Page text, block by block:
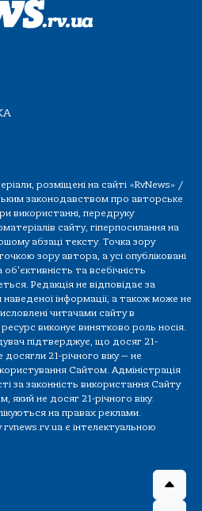
розміщені на сайті «RvNews» /
законодавством про авторське
використанні, передруку
сайту, гіперпосилання на
абзаці тексту. Точка зору
зору автора, а усі опубліковані
та всебічність
Редакція не відповідає за
інформації, а також може не
читачами сайту в
виконує винятково роль носія.
підтверджує, що досяг 21-
досягли 21-річного віку — не
Сайтом. Адміністрація
за законність використання Сайту
який не досяг 21-річного віку.
на правах реклами.
rvnews.rv.ua є інтелектуальною